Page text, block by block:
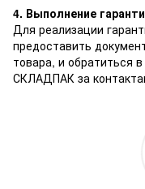
4. Выполнение
Для реализации
предоставить
товара, и обратиться
СКЛАДПАК за